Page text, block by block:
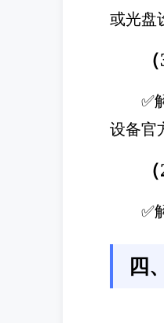
或光盘
✅
设备官
✅
四